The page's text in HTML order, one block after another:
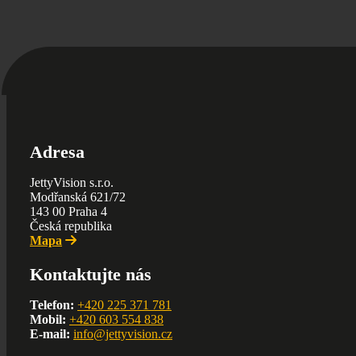
Adresa
JettyVision s.r.o.
Modřanská 621/72
143 00 Praha 4
Česká republika
Mapa
Kontaktujte nás
Telefon: +420 225 371 781
Mobil: +420 603 554 838
E-mail: info@jettyvision.cz